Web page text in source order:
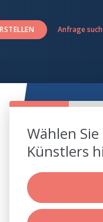
Anfrage
Wählen
Künstlers